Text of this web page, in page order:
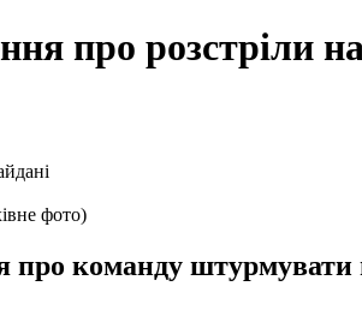
про розстріли
фото)
команду штурмувати